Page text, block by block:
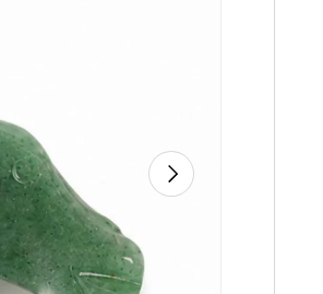
URMĂTORUL